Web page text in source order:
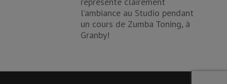
l’ambiance au Studio pendant
un cours de Zumba Toning, à
Granby!